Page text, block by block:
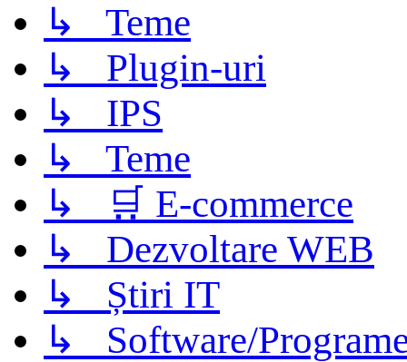
↳ Teme
↳ Plugin-uri
↳ IPS
↳ Teme
↳ 🛒 E-commerce
↳ Dezvoltare WEB
↳ Știri IT
↳ Software/